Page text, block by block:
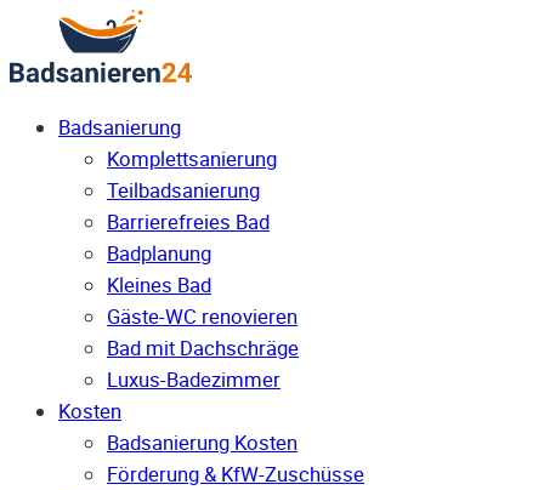
Badsanierung
Komplettsanierung
Teilbadsanierung
Barrierefreies Bad
Badplanung
Kleines Bad
Gäste-WC renovieren
Bad mit Dachschräge
Luxus-Badezimmer
Kosten
Badsanierung Kosten
Förderung & KfW-Zuschüsse